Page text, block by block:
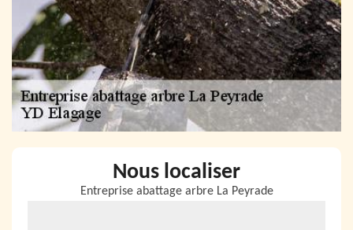
Nous localiser
Entreprise abattage arbre La Peyrade